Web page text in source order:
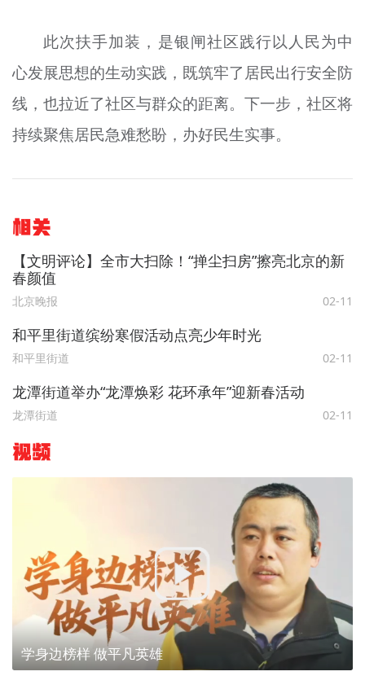
此次扶手加装，是银闸社区践行以人民为中
心发展思想的生动实践，既筑牢了居民出行安全防
线，也拉近了社区与群众的距离。下一步，社区将
持续聚焦居民急难愁盼，办好民生实事。
相关
【文明评论】全市大扫除！“掸尘扫房”擦亮北京的新
春颜值
北京晚报 02-11
和平里街道缤纷寒假活动点亮少年时光
和平里街道 02-11
龙潭街道举办“龙潭焕彩 花环承年”迎新春活动
龙潭街道 02-11
视频
学身边榜样 做平凡英雄